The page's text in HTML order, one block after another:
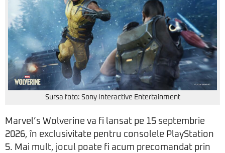
Sursa foto: Sony Interactive Entertainment
Marvel’s Wolverine va fi lansat pe 15 septembrie
2026, în exclusivitate pentru consolele PlayStation
5. Mai mult, jocul poate fi acum precomandat prin